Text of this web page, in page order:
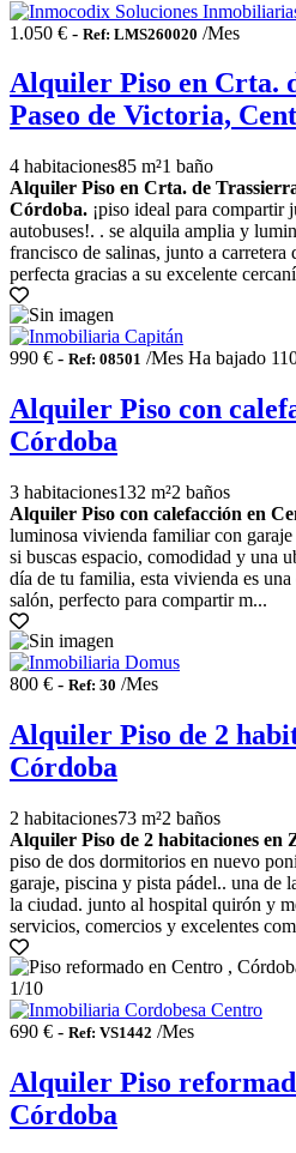
1.050 € - Ref: LMS260020 /Mes
Alquiler Piso en Crta.
Paseo de Victoria,
4 habitaciones85 m²1 baño
Alquiler Piso en Crta. de
Córdoba. ¡piso ideal para compartir
autobuses!. . se alquila amplia y
francisco de salinas, junto a carretera
perfecta gracias a su excelente
990 € - Ref: 08501 /Mes Ha bajado
Alquiler Piso con
Córdoba
3 habitaciones132 m²2 baños
Alquiler Piso con calefacción en
luminosa vivienda familiar con
si buscas espacio, comodidad y una
día de tu familia, esta vivienda es
salón, perfecto para compartir m...
800 € - Ref: 30 /Mes
Alquiler Piso de 2
Córdoba
2 habitaciones73 m²2 baños
Alquiler Piso de 2 habitaciones en
piso de dos dormitorios en nuevo
garaje, piscina y pista pádel.. una de
la ciudad. junto al hospital quirón y
servicios, comercios y excelentes
1/10
690 € - Ref: VS1442 /Mes
Alquiler Piso
Córdoba